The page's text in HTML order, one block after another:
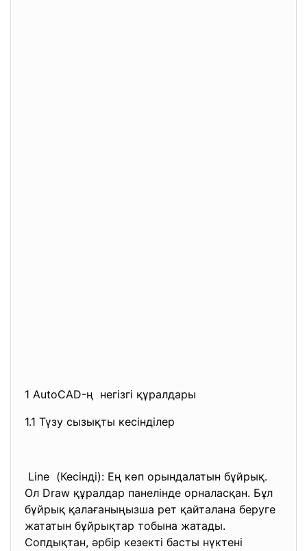
1 AutoCAD-ң негізгі құралдары
1.1 Түзу сызықты кесінділер
Line (Кесінді): Ең көп орындалатын бұйрық.
Ол Draw құралдар панелінде орналасқан. Бұл
бұйрық қалағаныңызша рет қайталана беруге
жататын бұйрықтар тобына жатады.
Сопдықтан, әрбір кезекті басты нүктені